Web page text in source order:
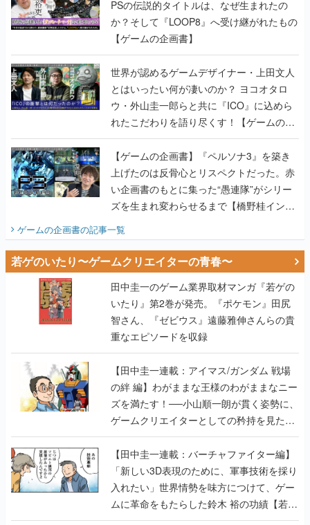
PSの伝説的タイトルは、なぜ生まれたの
か？そして『LOOP8』へ受け継がれたもの
【ゲームの企画書】
世界が認めるゲームデザイナー・上田文人
とはいったい何が凄いのか？ ヨコオタロ
ウ・外山圭一郎らと共に『ICO』に込めら
れたこだわりを語り尽くす！【ゲームの企
画書】
【ゲームの企画書】『ペルソナ3』を築き
上げたのは反骨心とリスペクトだった。赤
い企画書のもとに集った“愚連隊”がシリー
ズを生まれ変わらせるまで【橋野桂インタ
ゲームの企画書の記事一覧
若ゲのいたり〜ゲームクリエイターの青春〜
田中圭一のゲーム業界取材マンガ『若ゲの
いたり』第2巻が発売。『ポケモン』田尻
智さん、『ゼビウス』遠藤雅伸さんらの貴
重なエピソードを収録
【田中圭一連載：アイマス/ガンダム 戦場
の絆 編】わがままな王様のわがままなニー
ズを満たす！──小山順一朗が貫く姿勢に、
ゲームクリエイターとしての矜持を見た
【若ゲのいたり最終回】
【田中圭一連載：バーチャファイター編】
「新しい3D表現のために、軍事技術を採り
入れたい」世界情勢を味方につけて、ゲー
ムに革命をもたらした鈴木 裕の功績【若ゲ
のいたり】